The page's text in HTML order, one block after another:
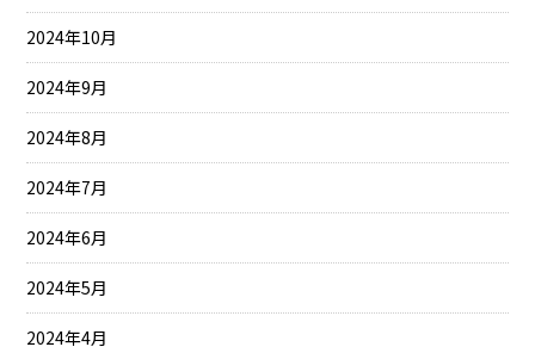
2024年10月
2024年9月
2024年8月
2024年7月
2024年6月
2024年5月
2024年4月